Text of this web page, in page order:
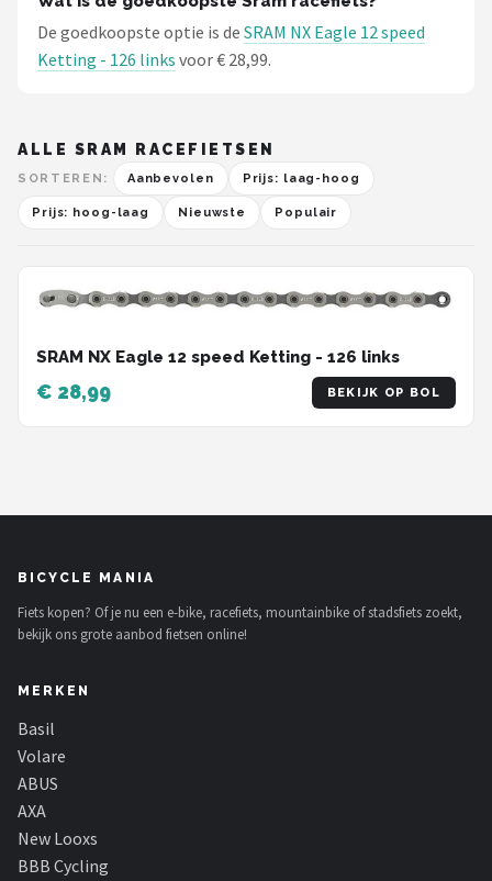
De goedkoopste optie is de SRAM NX Eagle 12 speed
Ketting - 126 links voor € 28,99.
ALLE SRAM RACEFIETSEN
SORTEREN: Aanbevolen Prijs: laag-hoog
Prijs: hoog-laag Nieuwste Populair
SRAM NX Eagle 12 speed Ketting - 126 links
€ 28,99 BEKIJK OP BOL
BICYCLE MANIA
Fiets kopen? Of je nu een e-bike, racefiets, mountainbike of stadsfiets zoekt,
bekijk ons grote aanbod fietsen online!
MERKEN
Basil
Volare
ABUS
AXA
New Looxs
BBB Cycling